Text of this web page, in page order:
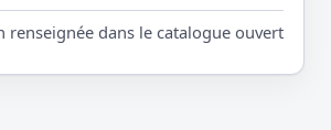
renseignée dans le catalogue ouvert